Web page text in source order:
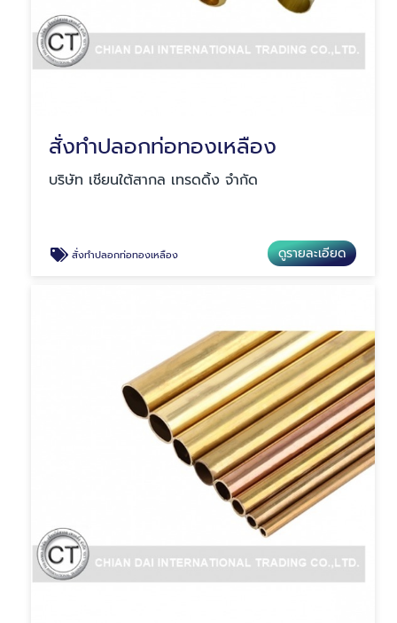
สั่งทำปลอกท่อทองเหลือง
บริษัท เชียนใต้สากล เทรดดิ้ง จำกัด
สั่งทำปลอกท่อทองเหลือง ดูรายละเอียด